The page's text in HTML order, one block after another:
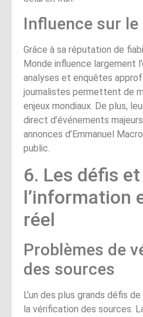
Influence sur le
Grâce à sa réputation de
Monde influence largement
analyses et enquêtes
journalistes permettent de
enjeux mondiaux. De plus,
direct d’événements
annonces d’Emmanuel
public.
6. Les défis
l’information
réel
Problèmes de
des sources
L’un des plus grands défis
la vérification des sources.